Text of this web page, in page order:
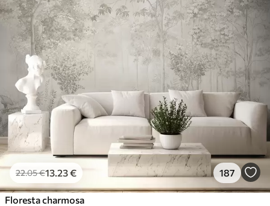
22.05€13 .23€ 187
Floresta charmosa